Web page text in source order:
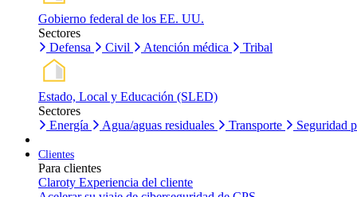
Gobierno federal de los EE. UU.
Sectores
Defensa
Civil Atención médica Tribal
Estado, Local y Educación (SLED)
Sectores
Energía
Agua/aguas residuales Transporte Seguridad
Clientes
Para clientes
Claroty Experiencia del cliente